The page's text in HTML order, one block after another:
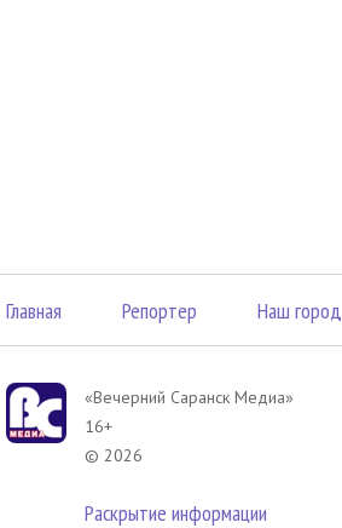
Главная Репортер Наш город
«Вечерний Саранск Mедиа»
16+
© 2026
Раскрытие информации